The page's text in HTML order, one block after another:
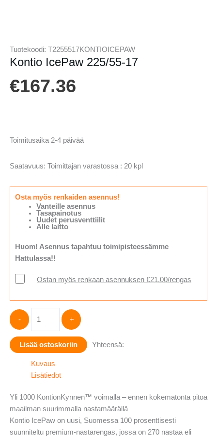
Tuotekoodi: T2255517KONTIOICEPAW
Kontio IcePaw 225/55-17
€167.36
Toimitusaika 2-4 päivää
Saatavuus: Toimittajan varastossa : 20 kpl
Osta myös renkaiden asennus!
Vanteille asennus
Tasapainotus
Uudet perusventtiilit
Alle laitto
Huom! Asennus tapahtuu toimipisteessämme
Hattulassa!!
Ostan myös renkaan asennuksen €21.00/rengas
-
225/55-
17
määrä
+
Lisää ostoskoriin Yhteensä:
Kuvaus
Lisätiedot
Yli 1000 KontionKynnen™ voimalla – ennen kokematonta pitoa
maailman suurimmalla nastamäärällä
Kontio IcePaw on uusi, Suomessa 100 prosenttisesti
suunniteltu premium-nastarengas, jossa on 270 nastaa eli